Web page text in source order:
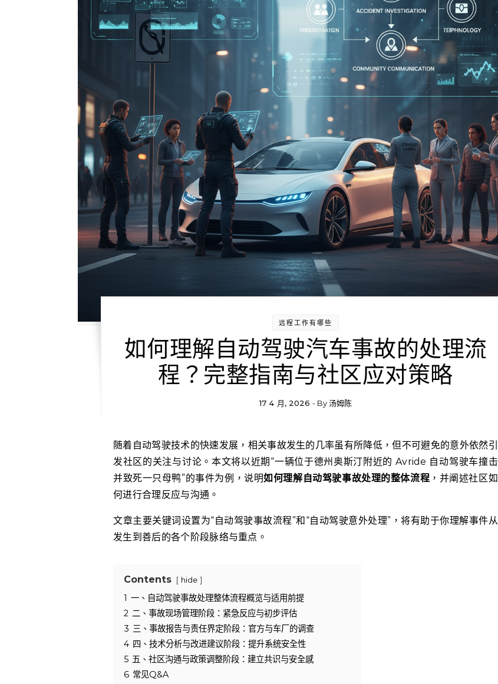
远程工作有哪些
如何理解自动驾驶汽车事故的处理流
程？完整指南与社区应对策略
17 4 月, 2026 - By汤姆陈
随着自动驾驶技术的快速发展，相关事故发生的几率虽有所降低，但不可避免的意外依然引
发社区的关注与讨论。本文将以近期“一辆位于德州奥斯汀附近的 Avride 自动驾驶车撞击
并致死一只母鸭”的事件为例，说明如何理解自动驾驶事故处理的整体流程 ，并阐述社区如
何进行合理反应与沟通。
文章主要关键词设置为“自动驾驶事故流程”和“自动驾驶意外处理”，将有助于你理解事件从
发生到善后的各个阶段脉络与重点。
Contents hide
1 一、自动驾驶事故处理整体流程概览与适用前提
2 二、事故现场管理阶段：紧急反应与初步评估
3 三、事故报告与责任界定阶段：官方与车厂的调查
4 四、技术分析与改进建议阶段：提升系统安全性
5 五、社区沟通与政策调整阶段：建立共识与安全感
6 常见Q&A